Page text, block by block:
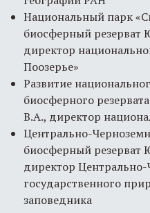
Национальный парк
биосферный резерват
директор
Поозерье»
Развитие
биосферного
В.А., директор
Центрально-
биосферный резерват
директор
государственного
заповедника